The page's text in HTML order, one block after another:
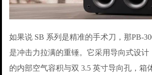
如果说 SB 系列是精准的手术刀，那PB-
是冲击力拉满的重锤。它采用导向式设计
的内部空气容积与双 3.5 英寸导向孔，箱